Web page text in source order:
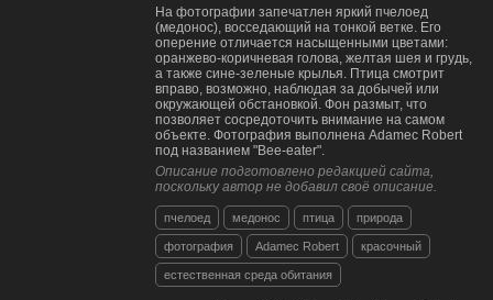
На фотографии запечатлен яркий пчелоед
(медонос), восседающий на тонкой ветке. Его
оперение отличается насыщенными цветами:
оранжево-коричневая голова, желтая шея и грудь,
а также сине-зеленые крылья. Птица смотрит
вправо, возможно, наблюдая за добычей или
окружающей обстановкой. Фон размыт, что
позволяет сосредоточить внимание на самом
объекте. Фотография выполнена Adamec Robert
под названием "Bee-eater".
Описание подготовлено редакцией сайта,
поскольку автор не добавил своё описание.
пчелоед медонос птица природа
фотография Adamec Robert красочный
естественная среда обитания